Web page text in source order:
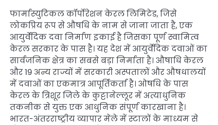
फार्मास्युटिकल कॉर्पोरेशन केरल लिमिटेड, जिसे
लोकप्रिय रूप से औषधि के नाम से जाना जाता है, एक
आयुर्वेदिक दवा निर्माण इकाई है जिसका पूर्ण स्वामित्व
केरल सरकार के पास है। यह देश में आयुर्वेदिक दवाओं का
सार्वजनिक क्षेत्र का सबसे बड़ा निर्माता है। औषाधि केरल
और 19 अन्य राज्यों में सरकारी अस्पतालों और औषधालयों
में दवाओं का एकमात्र आपूर्तिकर्ता है। ओषधि के पास
केरल के त्रिशूर जिले के कुट्टानेल्लूर में अत्याधुनिक
तकनीक से युक्त एक आधुनिक संपूर्ण कारखाना है।
भारत-अंतरराष्ट्रीय व्यापार मेले में स्टालों के माध्यम से